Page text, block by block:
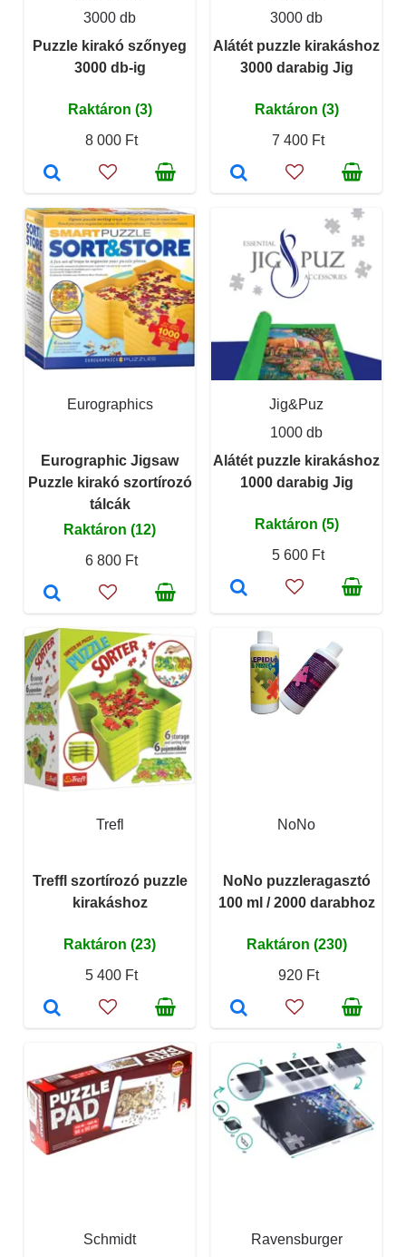
3000 db
Puzzle kirakó szőnyeg
3000 db-ig
Raktáron (3)
8 000 Ft
3000 db
Alátét puzzle kirakáshoz
3000 darabig Jig
Raktáron (3)
7 400 Ft
Eurographics
Eurographic Jigsaw
Puzzle kirakó szortírozó
tálcák
Raktáron (12)
6 800 Ft
Jig&Puz
1000 db
Alátét puzzle kirakáshoz
1000 darabig Jig
Raktáron (5)
5 600 Ft
Trefl
Treffl szortírozó puzzle
kirakáshoz
Raktáron (23)
5 400 Ft
NoNo
NoNo puzzleragasztó
100 ml / 2000 darabhoz
Raktáron (230)
920 Ft
Schmidt Ravensburger